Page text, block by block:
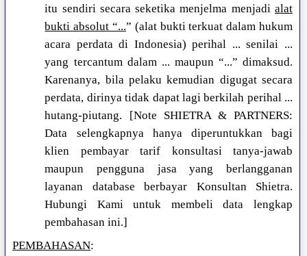
itu sendiri secara seketika menjelma menjadi alat
bukti absolut “...” (alat bukti terkuat dalam hukum
acara perdata di Indonesia) perihal ... senilai ...
yang tercantum dalam ... maupun “...” dimaksud.
Karenanya, bila pelaku kemudian digugat secara
perdata, dirinya tidak dapat lagi berkilah perihal ...
hutang-piutang. [Note SHIETRA & PARTNERS:
Data selengkapnya hanya diperuntukkan bagi
klien pembayar tarif konsultasi tanya-jawab
maupun pengguna jasa yang berlangganan
layanan database berbayar Konsultan Shietra.
Hubungi Kami untuk membeli data lengkap
pembahasan ini.]
PEMBAHASAN: